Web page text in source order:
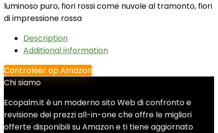
luminoso puro, fiori rossi come nuvole al tramonto, fiori
di impressione rossa
Description
Additional information
Controleer op Amazon
Chi siamo
Ecopalm.it è un moderno sito Web di confronto e
revisione dei prezzi all-in-one che offre le migliori
offerte disponibili su Amazon e ti tiene aggiornato